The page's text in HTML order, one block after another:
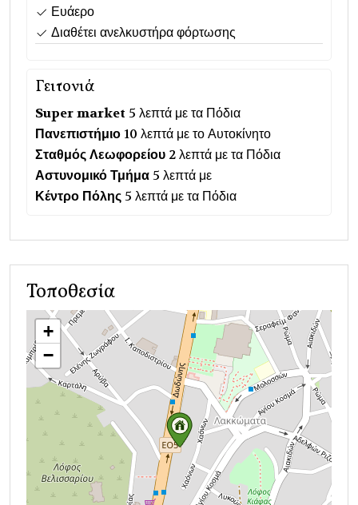
Ευάερο
Διαθέτει ανελκυστήρα φόρτωσης
Γειτονιά
Super market 5 λεπτά με τα Πόδια
Πανεπιστήμιο 10 λεπτά με το Αυτοκίνητο
Σταθμός Λεωφορείου 2 λεπτά με τα Πόδια
Αστυνομικό Τμήμα5 λεπτά με
Κέντρο Πόλης5 λεπτά με τα Πόδια
Τοποθεσία
+
−